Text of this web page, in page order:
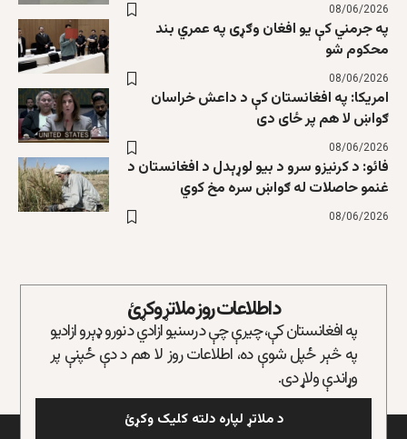
08/06/2026
په جرمني کې یو افغان وګړی په عمري بند
محکوم شو
08/06/2026
امریکا: په افغانستان کې د داعش خراسان
ګواښ لا هم پر ځای دی
08/06/2026
فائو: د کرنیزو سرو د بیو لوړېدل د افغانستان د
غنمو حاصلات له ګواښ سره مخ کوي
08/06/2026
د اطلاعات روز ملاتړ وکړئ
په افغانستان کې، چیرې چې د رسنیو ازادي د نورو ډېرو ازادیو
په څېر ځپل شوې ده، اطلاعات روز لا هم د دې ځپنې پر
وړاندې ولاړ دی.
د ملاتړ لپاره دلته کلیک وکړئ